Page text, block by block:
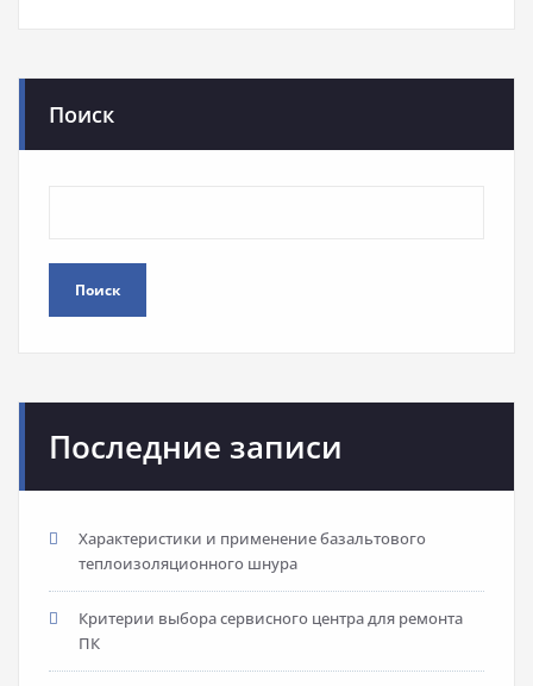
Поиск
Поиск
Последние записи
Характеристики и применение базальтового
теплоизоляционного шнура
Критерии выбора сервисного центра для ремонта
ПК